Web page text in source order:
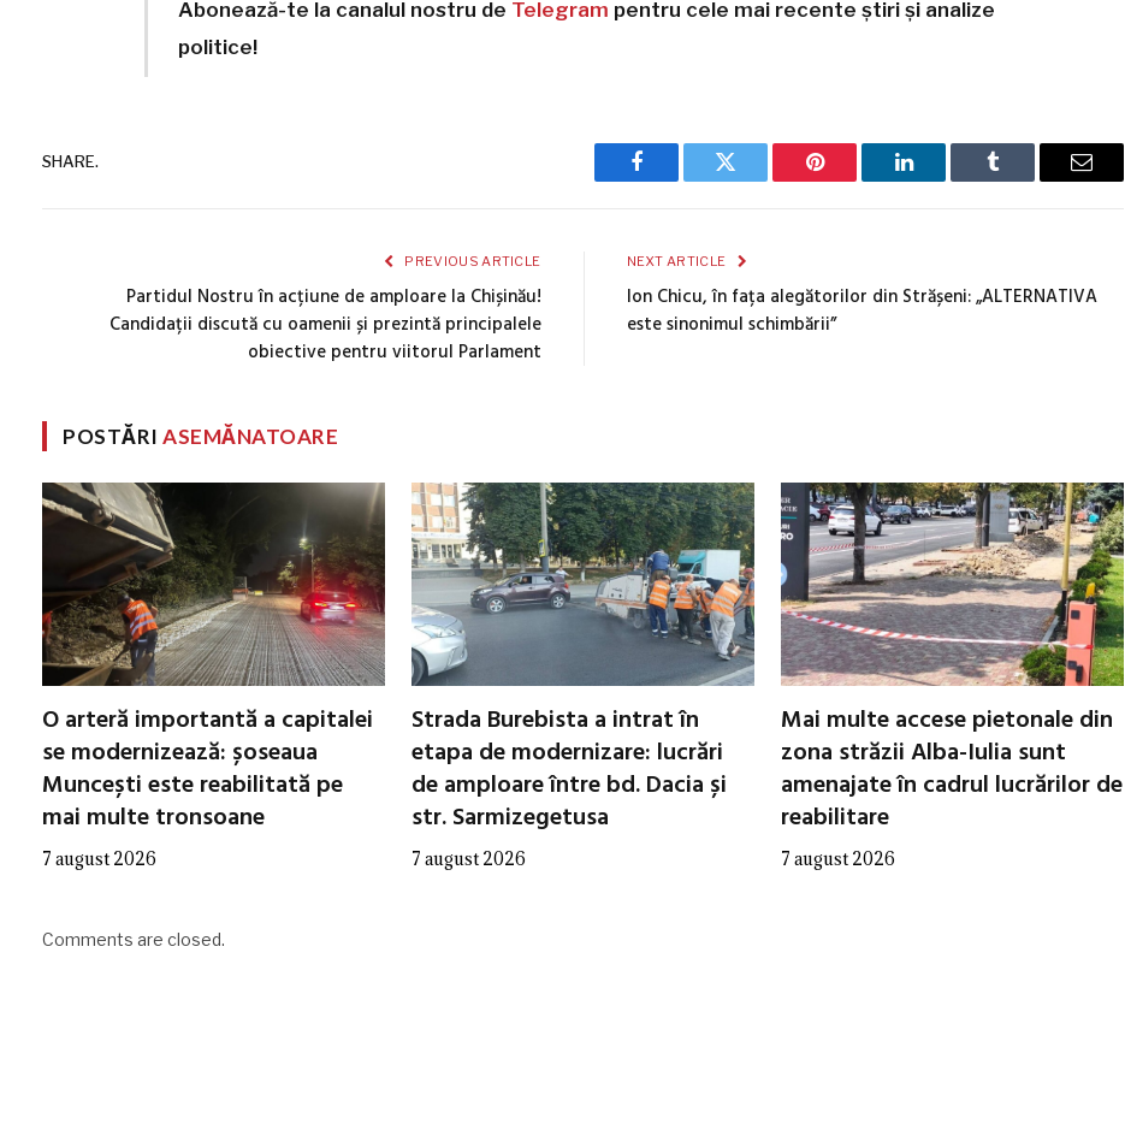
Abonează-te la canalul nostru de Telegram pentru cele mai recente știri și analize
politice!
SHARE.
Facebook Twitter Pinterest LinkedIn Tumblr Email
PREVIOUS ARTICLE
Partidul Nostru în acțiune de amploare la Chișinău!
Candidații discută cu oamenii și prezintă principalele
obiective pentru viitorul Parlament
NEXT ARTICLE
Ion Chicu, în fața alegătorilor din Strășeni: „ALTERNATIVA
este sinonimul schimbării”
POSTĂRIASEMĂNATOARE
O arteră importantă a capitalei
se modernizează: șoseaua
Muncești este reabilitată pe
mai multe tronsoane
7 august 2026
Strada Burebista a intrat în
etapa de modernizare: lucrări
de amploare între bd. Dacia și
str. Sarmizegetusa
7 august 2026
Mai multe accese pietonale din
zona străzii Alba-Iulia sunt
amenajate în cadrul lucrărilor de
reabilitare
7 august 2026
Comments are closed.